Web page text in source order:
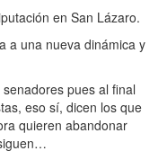
en San Lázaro.
a una nueva dinámica y
pues al final
eso sí, dicen los que
quieren abandonar